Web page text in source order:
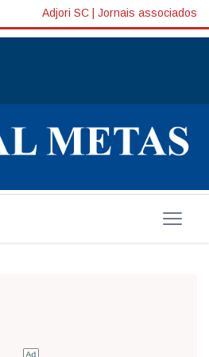
Adjori SC Jornais associados